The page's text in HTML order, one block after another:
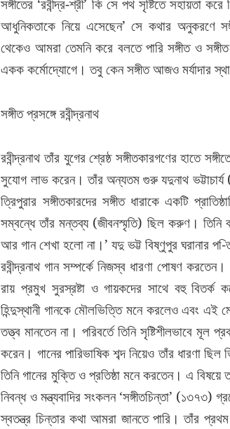
সঙ্গীতের ‘রবীন্দ্র-শ্রী’ কি সে পথ সৃষ্টিতে সহায়তা
আধুনিকতাকে নিয়ে এসেছেন’ সে কথার অনুকরণে
থেকেও আমরা তেমনি করে বলতে পারি সঙ্গীত ও সঙ্গীত
একক কর্মোদ্যোগে। তবু কেন সঙ্গীত আজও মর্যাদার
সঙ্গীত প্রসঙ্গে রবীন্দ্রনাথ
রবীন্দ্রনাথ তাঁর যুগের শ্রেষ্ঠ সঙ্গীতকারগণের হাতে
সুযোগ লাভ করেন। তাঁর অন্যতম গুরু যদুনাথ ভট্টাচার্য
ত্রিপুরার সঙ্গীতকারদের সঙ্গীত ধারাকে একটি
সম্বন্ধে তাঁর মন্তব্য (জীবনস্মৃতি) ছিল করুণ। তিনি
আর গান শেখা হলো না।’ যদু ভট্ট বিষ্ণুপুর ঘরানার প-
রবীন্দ্রনাথ গান সম্পর্কে নিজস্ব ধারণা পোষণ
রায় প্রমুখ সুরস্রষ্টা ও গায়কদের সাথে বহু বিতর্ক
হিন্দুস্থানী গানকে মৌলভিত্তি মনে করলেও এবং এই
তত্ত্ব মানতেন না। পরিবর্তে তিনি সৃষ্টিশীলভাবে মূল
করেন। গানের পারিভাষিক শব্দ নিয়েও তাঁর ধারণা
তিনি গানের মুক্তি ও প্রতিষ্ঠা মনে করতেন। এ বিষয়ে
নিবন্ধ ও মন্ত্যবাদির সংকলন ‘সঙ্গীতচিন্তা’ (১৩৭৩)
স্বতন্ত্র চিন্তার কথা আমরা জানতে পারি। তাঁর